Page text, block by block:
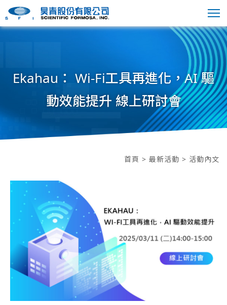
Ekahau： Wi-Fi工具再進化，AI 驅
動效能提升 線上研討會
首頁 > 最新活動 > 活動內文